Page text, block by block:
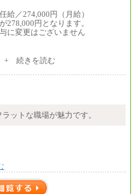
給／274,000円（月給）
278,000円となります。
に変更はございません
円（月給）～
考慮のうえ、当社規程により優
態に応じて、上記給与の範囲内
に変更はございません
+ 続きを読む
ットな職場が魅力です。